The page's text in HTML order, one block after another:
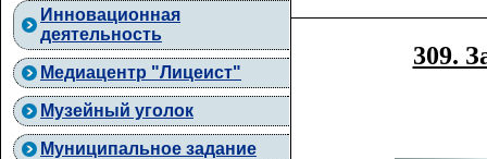
Инновационная
деятельность
Медиацентр "Лицеист"
Музейный уголок
Муниципальное задание
309.